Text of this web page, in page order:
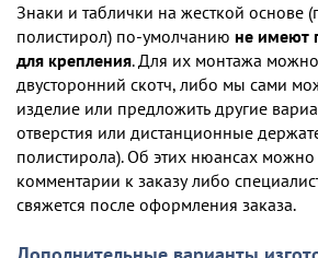
Знаки и таблички на жесткой основе
полистирол) по-умолчанию не имеют
для крепления. Для их монтажа можно
двусторонний скотч, либо мы сами
изделие или предложить другие
отверстия или дистанционные
полистирола). Об этих нюансах можно
комментарии к заказу либо
свяжется после оформления заказа.